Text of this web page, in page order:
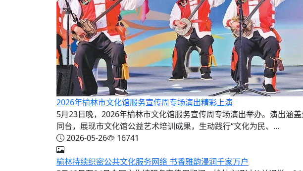
2026年榆林市文化馆服务宣传周专场演出精彩上演
5月23日晚，2026年榆林市文化馆服务宣传周专场演出举办。演出涵
同台，展现市文化馆公益艺术培训成果，生动践行“文化为民、...
2026-05-26
16741
榆林持续织密公共文化服务网络 书香雅韵浸润千家万户